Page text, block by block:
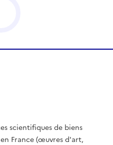
scientifiques de biens
France (œuvres d'art,